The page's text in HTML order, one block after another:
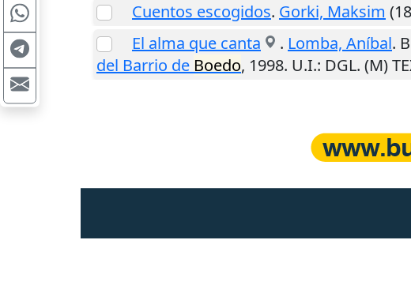
Cuentos escogidos. Gorki, Maksim
El alma que canta
. Lomba, Aníbal.
del Barrio de Boedo, 1998. U.I.: DGL. (M)